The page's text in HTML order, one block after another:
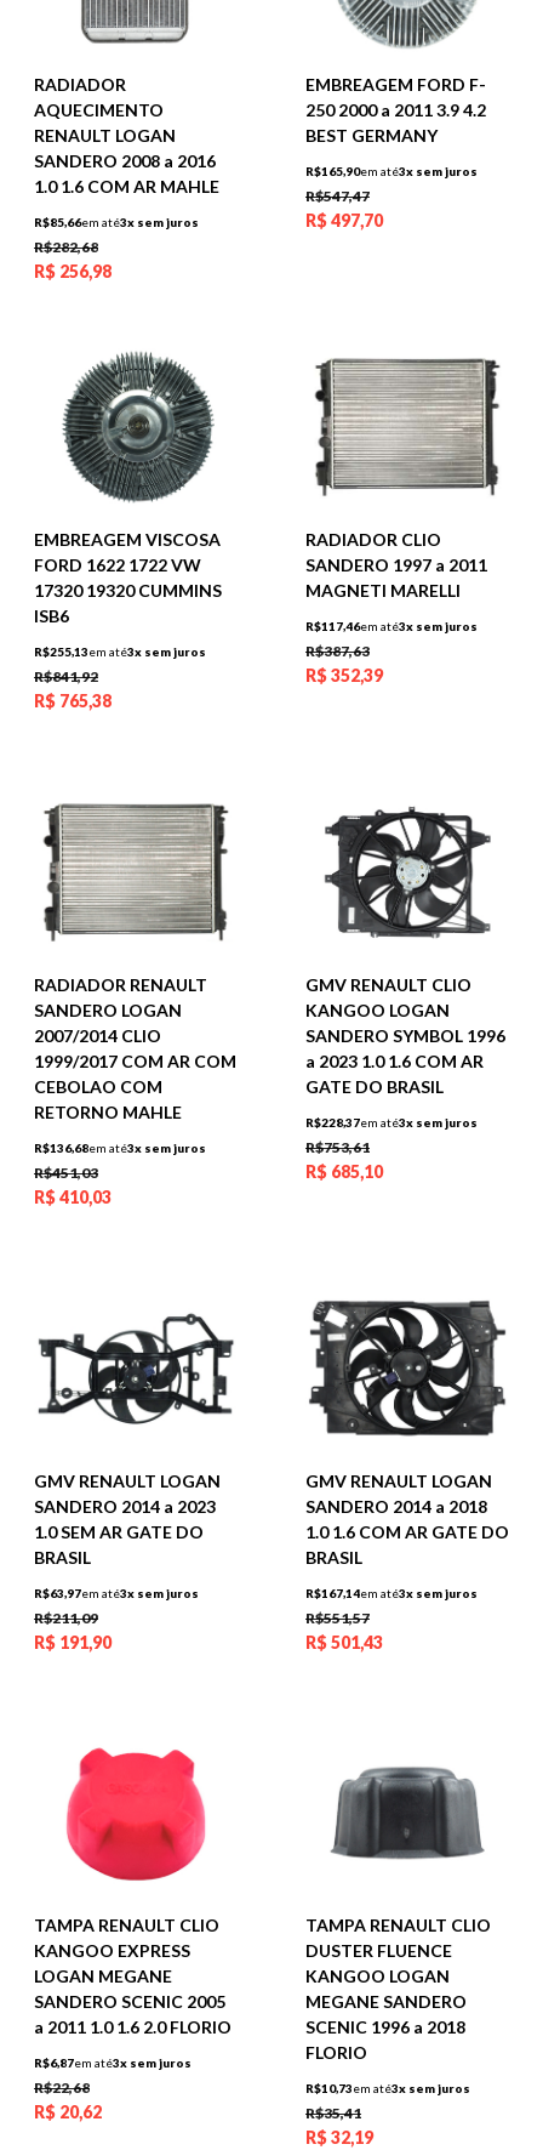
RADIADOR
AQUECIMENTO
RENAULT LOGAN
SANDERO 2008 a 2016
1.0 1.6 COM AR MAHLE
R$85,66em até3x sem juros
R$282,68
R$ 256,98
EMBREAGEM FORD F-
250 2000 a 2011 3.9 4.2
BEST GERMANY
R$165,90em até3x sem juros
R$547,47
R$497,70
EMBREAGEM VISCOSA
FORD 1622 1722 VW
17320 19320 CUMMINS
ISB6
R$255,13em até3x sem juros
R$841,92
R$ 765,38
RADIADOR CLIO
SANDERO 1997 a 2011
MAGNETI MARELLI
R$117,46em até3x sem juros
R$387,63
R$352,39
RADIADOR RENAULT
SANDERO LOGAN
2007/2014 CLIO
1999/2017 COM AR COM
CEBOLAO COM
RETORNO MAHLE
R$136,68em até3x sem juros
R$451,03
R$410,03
GMV RENAULT CLIO
KANGOO LOGAN
SANDERO SYMBOL 1996
a 2023 1.0 1.6 COM AR
GATE DO BRASIL
R$228,37em até3x sem juros
R$753,61
R$ 685,10
GMV RENAULT LOGAN
SANDERO 2014 a 2023
1.0 SEM AR GATE DO
BRASIL
R$63,97em até3x sem juros
R$211,09
R$ 191,90
GMV RENAULT LOGAN
SANDERO 2014 a 2018
1.0 1.6 COM AR GATE DO
BRASIL
R$167,14em até3x sem juros
R$551,57
R$501,43
TAMPA RENAULT CLIO
KANGOO EXPRESS
LOGAN MEGANE
SANDERO SCENIC 2005
a 2011 1.0 1.6 2.0 FLORIO
R$6,87em até3x sem juros
R$22,68
R$ 20,62
TAMPA RENAULT CLIO
DUSTER FLUENCE
KANGOO LOGAN
MEGANE SANDERO
SCENIC 1996 a 2018
FLORIO
R$10,73em até3x sem juros
R$35,41
R$32,19